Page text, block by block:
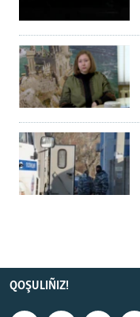
QOŞULIÑIZ!